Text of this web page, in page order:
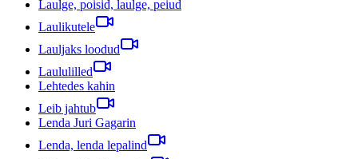
Laulge, poisid, laulge, peiud
Laulikutele
Lauljaks loodud
Laululilled
Lehtedes kahin
Leib jahtub
Lenda Juri Gagarin
Lenda, lenda lepalind